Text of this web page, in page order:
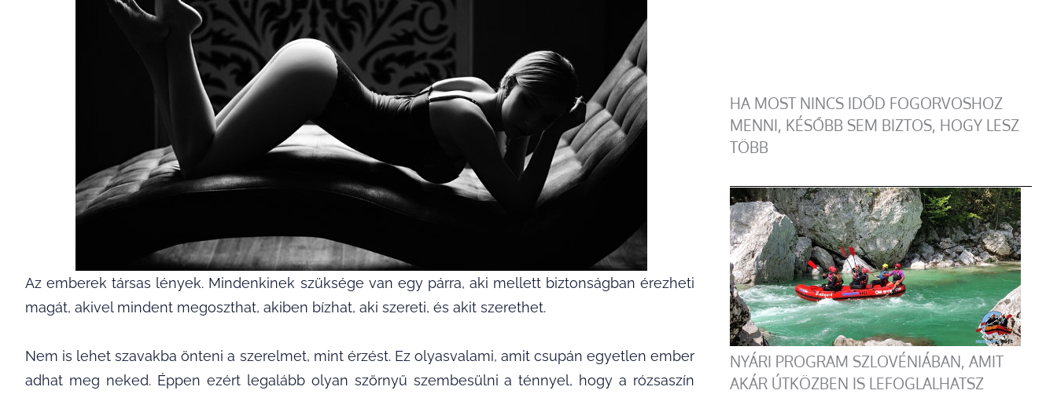
Az emberek társas lények. Mindenkinek szüksége van egy párra, aki mellett biztonságban érezheti
magát, akivel mindent megoszthat, akiben bízhat, aki szereti, és akit szerethet.
Nem is lehet szavakba önteni a szerelmet, mint érzést. Ez olyasvalami, amit csupán egyetlen ember
adhat meg neked. Éppen ezért legalább olyan szörnyű szembesülni a ténnyel, hogy a rózsaszín
HA MOST NINCS IDŐD FOGORVOSHOZ
MENNI, KÉSŐBB SEM BIZTOS, HOGY LESZ
TÖBB
NYÁRI PROGRAM SZLOVÉNIÁBAN, AMIT
AKÁR ÚTKÖZBEN IS LEFOGLALHATSZ